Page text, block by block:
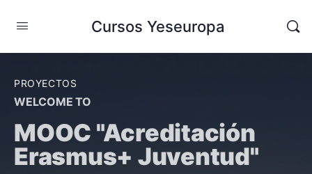
Cursos Yeseuropa
PROYECTOS
WELCOME TO
MOOC "Acreditación
Erasmus+ Juventud"